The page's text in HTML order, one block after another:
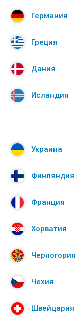
Германия
Греция
Дания
Исландия
Украина
Финляндия
Франция
Хорватия
Черногория
Чехия
Швейцария